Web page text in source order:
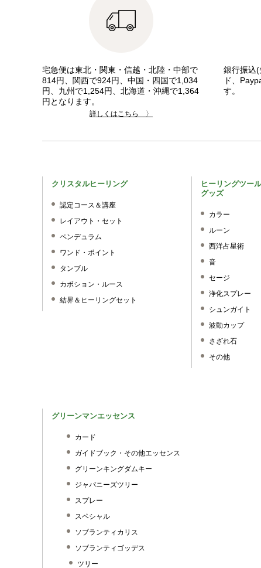
宅急便は東北・関東・信越・北陸・中部で
814円、関西で924円、中国・四国で1,034
円、九州で1,254円、北海道・沖縄で1,364
円となります。
詳しくはこちら 〉
銀行振込
ド、
す。
クリスタルヒーリング
認定コース＆講座
レイアウト・セット
ペンデュラム
ワンド・ポイント
タンブル
カボション・ルース
結界＆ヒーリングセット
ヒーリングツー
グッズ
カラー
ルーン
西洋占星術
音
セージ
浄化スプレー
シュンガイト
波動カップ
さざれ石
その他
グリーンマンエッセンス
カード
ガイドブック・その他エッセンス
グリーンキングダムキー
ジャパニーズツリー
スプレー
スペシャル
ソブランティカリス
ソブランティゴッデス
ツリー